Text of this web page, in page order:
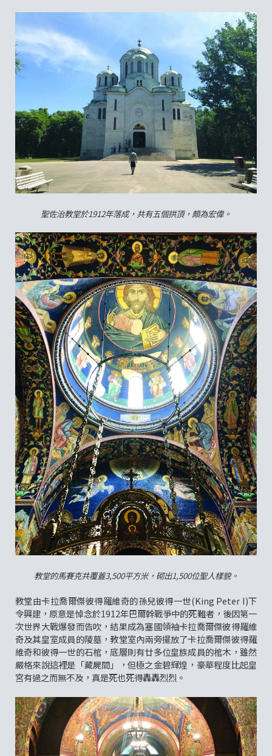
聖佐治教堂於1912年落成，共有五個拱頂，頗為宏偉。
教堂的馬賽克共覆蓋3,500平方米，砌出1,500位聖人樣貌。
教堂由卡拉喬爾傑彼得羅維奇的孫兒彼得一世(King Peter I)下
令興建，原意是悼念於1912年巴爾幹戰爭中的死難者，後因第一
次世界大戰爆發而告吹，結果成為塞國領袖卡拉喬爾傑彼得羅維
奇及其皇室成員的陵墓，教堂室內兩旁擺放了卡拉喬爾傑彼得羅
維奇和彼得一世的石棺，底層則有廿多位皇族成員的棺木，雖然
嚴格來說這裡是「藏屍間」，但極之金碧輝煌，豪華程度比起皇
宮有過之而無不及，真是死也死得轟轟烈烈。